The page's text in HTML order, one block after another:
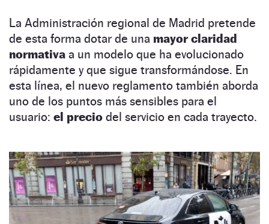
La Administración regional de Madrid pretende
de esta forma dotar de una mayor claridad
normativa a un modelo que ha evolucionado
rápidamente y que sigue transformándose. En
esta línea, el nuevo reglamento también aborda
uno de los puntos más sensibles para el
usuario: el precio del servicio en cada trayecto.